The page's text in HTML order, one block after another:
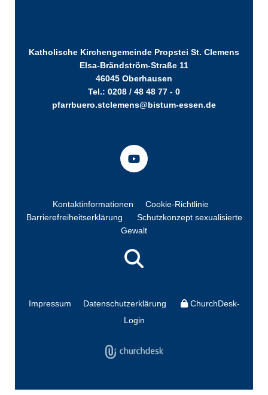
Katholische Kirchengemeinde Propstei St. Clemens
Elsa-Brändström-Straße 11
46045 Oberhausen
Tel.: 0208 / 48 48 77 - 0
pfarrbuero.stclemens@bistum-essen.de
Kontaktinformationen
Cookie-Richtlinie
Barrierefreiheitserklärung
Schutzkonzept sexualisierte
Gewalt
Impressum Datenschutzerklärung
ChurchDesk-
Login